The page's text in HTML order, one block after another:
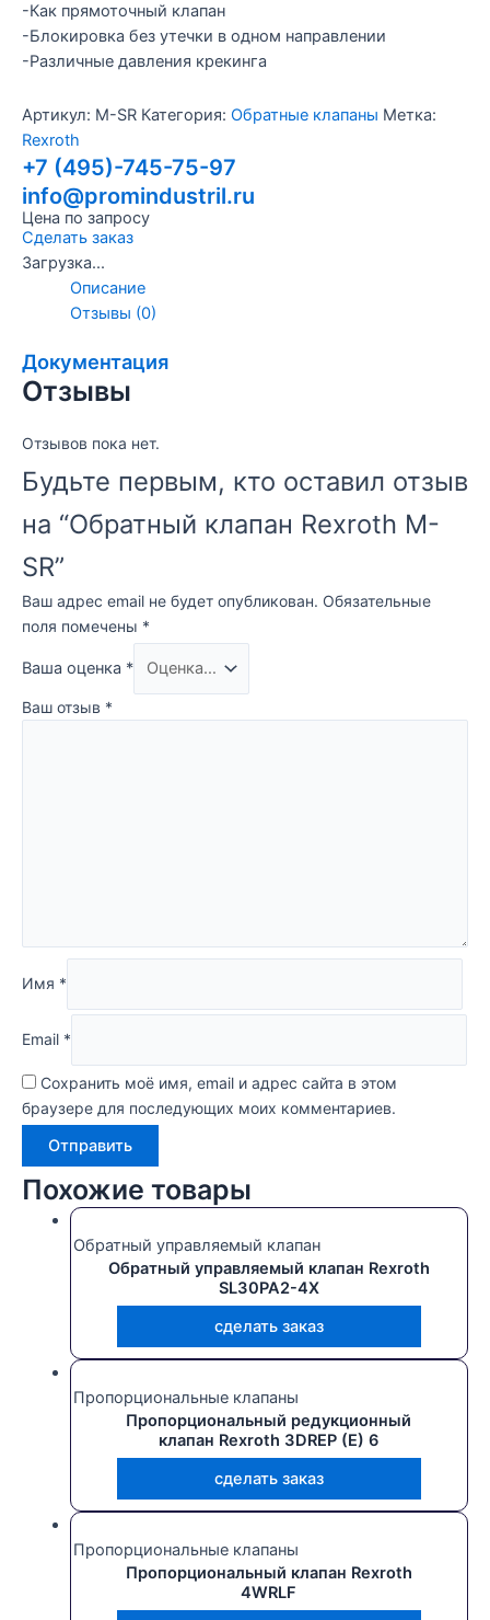
-Как прямоточный клапан
-Блокировка без утечки в одном направлении
-Различные давления крекинга
Артикул: M-SR Категория: Обратные клапаны Метка:
Rexroth
+7 (495)-745-75-97
info@promindustril.ru
Цена по запросу
Сделать заказ
Загрузка...
Описание
Отзывы (0)
Документация
Отзывы
Отзывов пока нет.
Будьте первым, кто оставил отзыв
на “Обратный клапан Rexroth M-
SR”
Ваш адрес email не будет опубликован. Обязательные
поля помечены *
Ваша оценка *
Ваш отзыв *
Имя *
Email *
Сохранить моё имя, email и адрес сайта в этом
браузере для последующих моих комментариев.
Похожие товары
Обратный управляемый клапан
Обратный управляемый клапан Rexroth
SL30PA2-4X
сделать заказ
Пропорциональные клапаны
Пропорциональный редукционный
клапан Rexroth 3DREP (E) 6
сделать заказ
Пропорциональные клапаны
Пропорциональный клапан Rexroth
4WRLF